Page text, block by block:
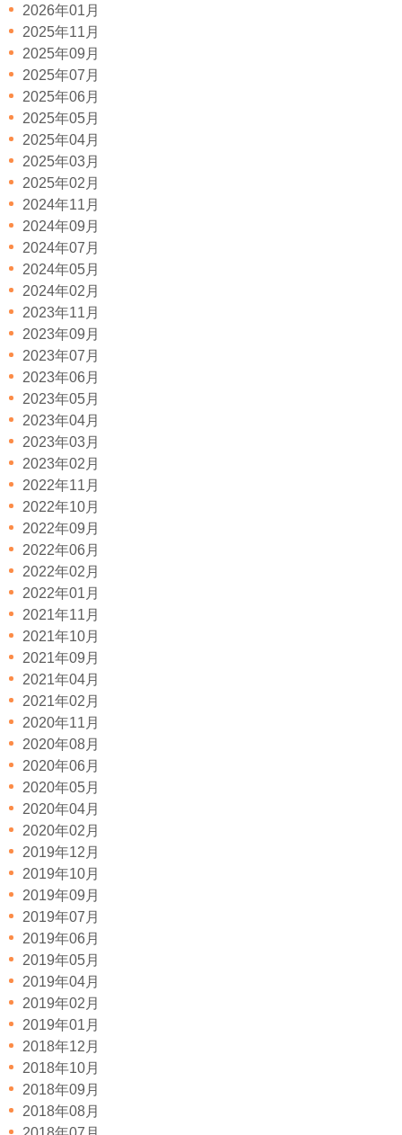
2026年01月
2025年11月
2025年09月
2025年07月
2025年06月
2025年05月
2025年04月
2025年03月
2025年02月
2024年11月
2024年09月
2024年07月
2024年05月
2024年02月
2023年11月
2023年09月
2023年07月
2023年06月
2023年05月
2023年04月
2023年03月
2023年02月
2022年11月
2022年10月
2022年09月
2022年06月
2022年02月
2022年01月
2021年11月
2021年10月
2021年09月
2021年04月
2021年02月
2020年11月
2020年08月
2020年06月
2020年05月
2020年04月
2020年02月
2019年12月
2019年10月
2019年09月
2019年07月
2019年06月
2019年05月
2019年04月
2019年02月
2019年01月
2018年12月
2018年10月
2018年09月
2018年08月